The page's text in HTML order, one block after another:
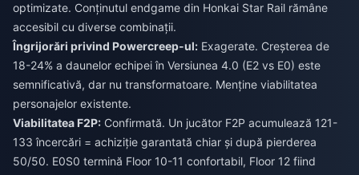
optimizate. Conținutul endgame din Honkai Star Rail rămâne
accesibil cu diverse combinații.
Îngrijorări privind Powercreep-ul: Exagerate. Creșterea de
18-24% a daunelor echipei în Versiunea 4.0 (E2 vs E0) este
semnificativă, dar nu transformatoare. Menține viabilitatea
personajelor existente.
Viabilitatea F2P: Confirmată. Un jucător F2P acumulează 121-
133 încercări = achiziție garantată chiar și după pierderea
50/50. E0S0 termină Floor 10-11 confortabil, Floor 12 fiind